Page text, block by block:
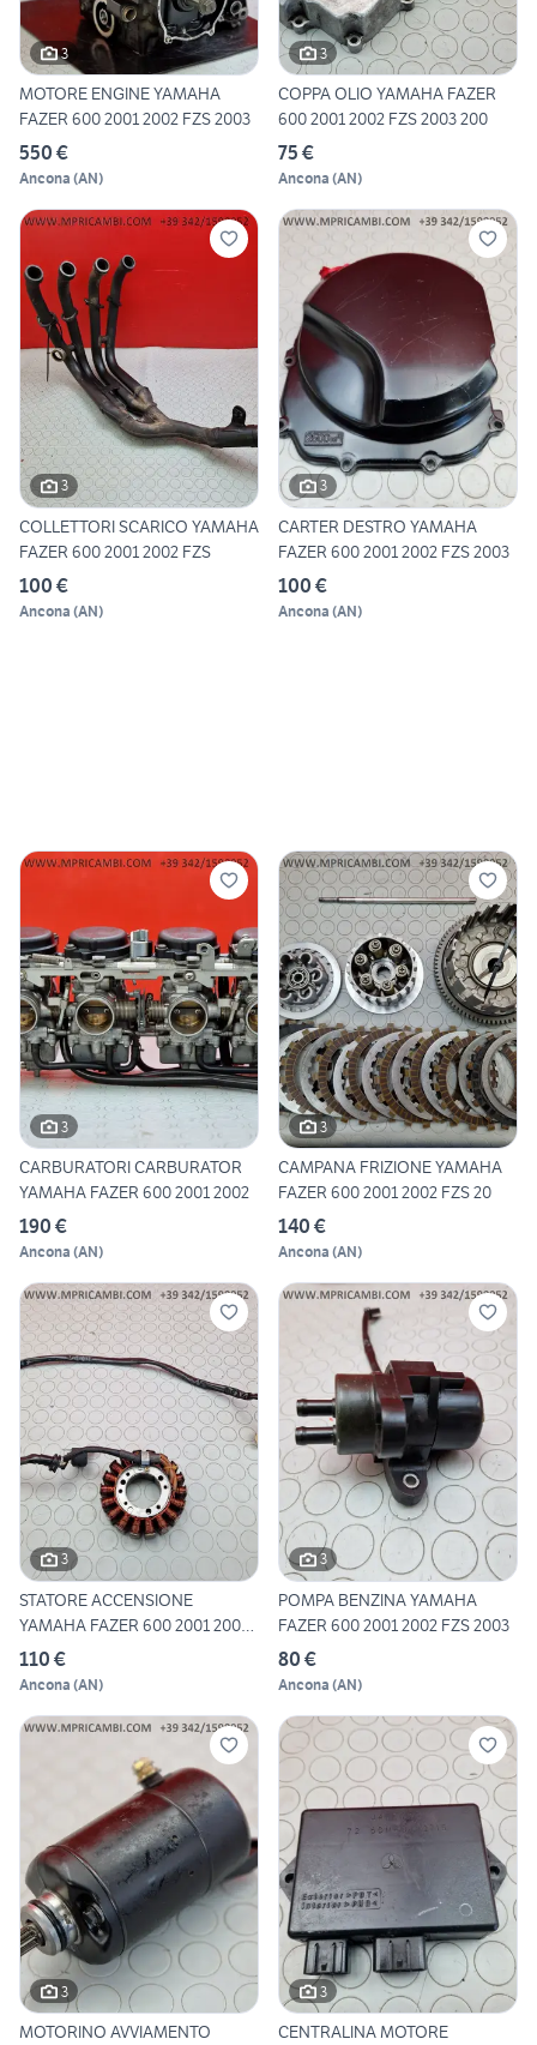
3
MOTORE ENGINE YAMAHA
FAZER 600 2001 2002 FZS 2003
550 €
Ancona (AN)
3
COPPA OLIO YAMAHA FAZER
600 2001 2002 FZS 2003 200
75 €
Ancona (AN)
3
COLLETTORI SCARICO YAMAHA
FAZER 600 2001 2002 FZS
100 €
Ancona (AN)
3
CARTER DESTRO YAMAHA
FAZER 600 2001 2002 FZS 2003
100 €
Ancona (AN)
3
CARBURATORI CARBURATOR
YAMAHA FAZER 600 2001 2002
190 €
Ancona (AN)
3
CAMPANA FRIZIONE YAMAHA
FAZER 600 2001 2002 FZS 20
140 €
Ancona (AN)
3
STATORE ACCENSIONE
YAMAHA FAZER 600 2001 2002
FZS
110 €
Ancona (AN)
3
POMPA BENZINA YAMAHA
FAZER 600 2001 2002 FZS 2003
80 €
Ancona (AN)
3
MOTORINO AVVIAMENTO
3
CENTRALINA MOTORE